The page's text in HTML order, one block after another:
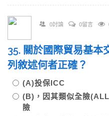
0討論 0留言
35. 關於國際貿易基本
列敘述何者正確？
(A)投保ICC
(B)，因其類似全險
險